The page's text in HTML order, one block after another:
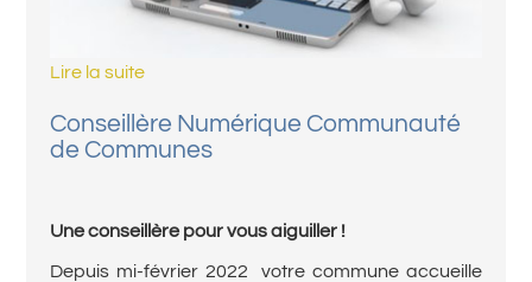
Lire la suite
Conseillère Numérique Communauté
de Communes
Une conseillère pour vous aiguiller !
Depuis mi-février 2022 votre commune accueille